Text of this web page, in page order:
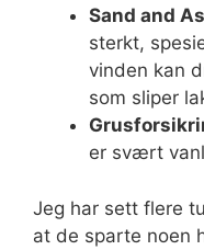
Sand and
sterkt,
vinden kan
som sliper
er svært
Jeg har sett flere
at de sparte noen